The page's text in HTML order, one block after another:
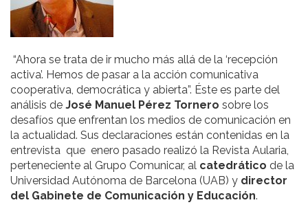
“Ahora se trata de ir mucho más allá de la ‘recepción
activa’. Hemos de pasar a la acción comunicativa
cooperativa, democrática y abierta”. Éste es parte del
análisis de José Manuel Pérez Tornero sobre los
desafíos que enfrentan los medios de comunicación en
la actualidad. Sus declaraciones están contenidas en la
entrevista que enero pasado realizó la Revista Aularia,
perteneciente al Grupo Comunicar, al catedrático de la
Universidad Autónoma de Barcelona (UAB) y director
del Gabinete de Comunicación y Educación.